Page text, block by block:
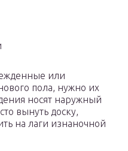
или
пола, нужно их
носят наружный
вынуть доску,
на лаги изнаночной